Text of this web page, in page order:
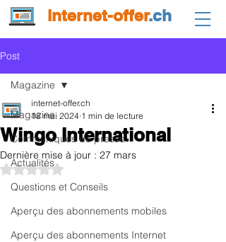
internet-offer.ch
Post
Magazine
Communiqués de presse
Actualités
Questions et Conseils
Aperçu des abonnements mobiles
Aperçu des abonnements Internet
Magazine
Wingo International
internet-offer.ch
18 mai 2024 1 min de lecture
Dernière mise à jour : 27 mars
Noté NaN étoiles sur 5.